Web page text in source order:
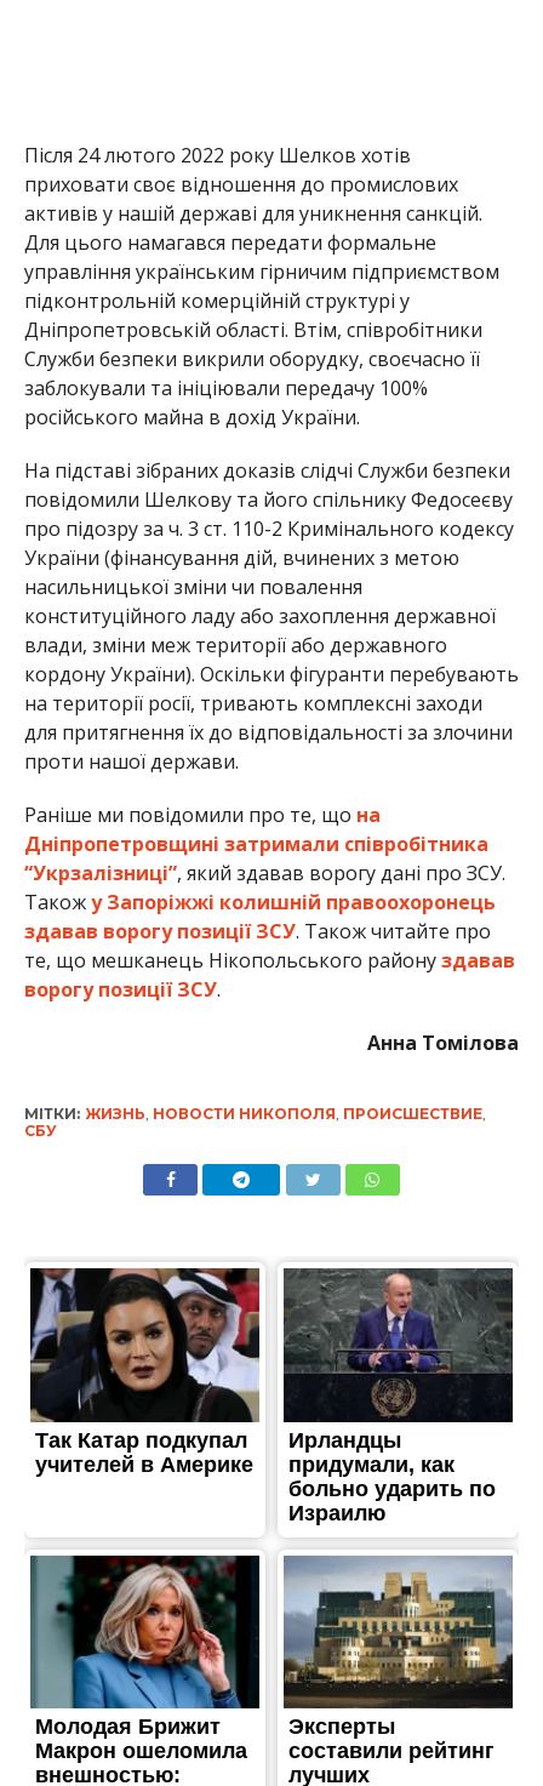
Після 24 лютого 2022 року Шелков хотів
приховати своє відношення до промислових
активів у нашій державі для уникнення санкцій.
Для цього намагався передати формальне
управління українським гірничим підприємством
підконтрольній комерційній структурі у
Дніпропетровській області. Втім, співробітники
Служби безпеки викрили оборудку, своєчасно її
заблокували та ініціювали передачу 100%
російського майна в дохід України.
На підставі зібраних доказів слідчі Служби безпеки
повідомили Шелкову та його спільнику Федосеєву
про підозру за ч. 3 ст. 110-2 Кримінального кодексу
України (фінансування дій, вчинених з метою
насильницької зміни чи повалення
конституційного ладу або захоплення державної
влади, зміни меж території або державного
кордону України). Оскільки фігуранти перебувають
на території росії, тривають комплексні заходи
для притягнення їх до відповідальності за злочини
проти нашої держави.
Раніше ми повідомили про те, що на
Дніпропетровщині затримали співробітника
“Укрзалізниці”, який здавав ворогу дані про ЗСУ.
Такожу Запоріжжі колишній правоохоронець
здавав ворогу позиції ЗСУ. Також читайте про
те, що мешканець Нікопольського районуздавав
ворогу позиції ЗСУ.
Анна Томілова
МІТКИ: ЖИЗНЬ, НОВОСТИ НИКОПОЛЯ, ПРОИСШЕСТВИЕ,
СБУ